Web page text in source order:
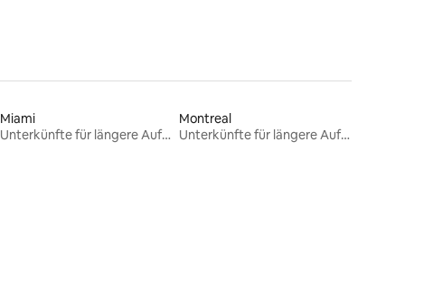
Miami
Unterkünfte für längere Aufenthalte
Montreal
Unterkünfte für längere Aufenthalte